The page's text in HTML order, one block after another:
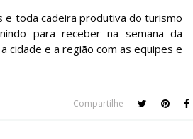
e toda cadeira produtiva do turismo
para receber na semana da
cidade e a região com as equipes e
Compartilhe